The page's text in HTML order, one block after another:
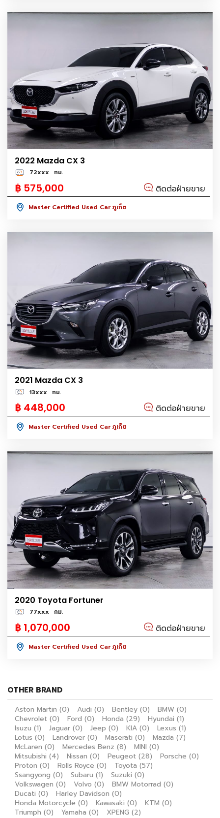
2022 Mazda CX 3
72xxx กม.
฿ 575,000 ติดต่อฝ่ายขาย
Master Certified Used Car ภูเก็ต
2021 Mazda CX 3
13xxx กม.
฿ 448,000 ติดต่อฝ่ายขาย
Master Certified Used Car ภูเก็ต
2020 Toyota Fortuner
77xxx กม.
฿ 1,070,000 ติดต่อฝ่ายขาย
Master Certified Used Car ภูเก็ต
OTHER BRAND
Aston Martin (0) Audi (0) Bentley (0) BMW (0)
Chevrolet (0) Ford (0) Honda (29) Hyundai (1)
Isuzu (1) Jaguar (0) Jeep (0) KIA (0) Lexus (1)
Lotus (0) Landrover (0) Maserati (0) Mazda (7)
McLaren (0) Mercedes Benz (8) MINI (0)
Mitsubishi (4) Nissan (0) Peugeot (28) Porsche (0)
Proton (0) Rolls Royce (0) Toyota (57)
Ssangyong (0) Subaru (1) Suzuki (0)
Volkswagen (0) Volvo (0) BMW Motorrad (0)
Ducati (0) Harley Davidson (0)
Honda Motorcycle (0) Kawasaki (0) KTM (0)
Triumph (0) Yamaha (0) XPENG (2)